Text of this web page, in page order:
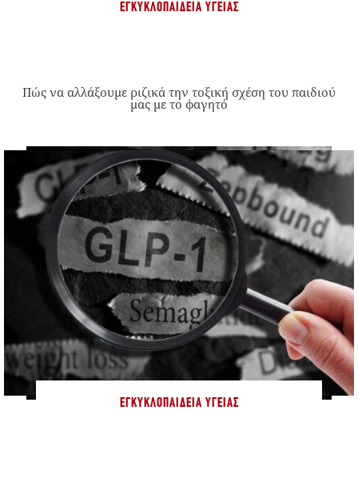
ΕΓΚΥΚΛΟΠΑΊΔΕΙΑ ΥΓΕΊΑΣ
Πώς να αλλάξουμε ριζικά την τοξική σχέση του παιδιού
μας με το φαγητό
ΕΓΚΥΚΛΟΠΑΊΔΕΙΑ ΥΓΕΊΑΣ